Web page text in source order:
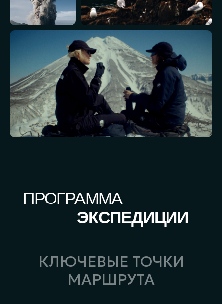
КЛЮЧЕВЫЕ ТОЧКИ
МАРШРУТА